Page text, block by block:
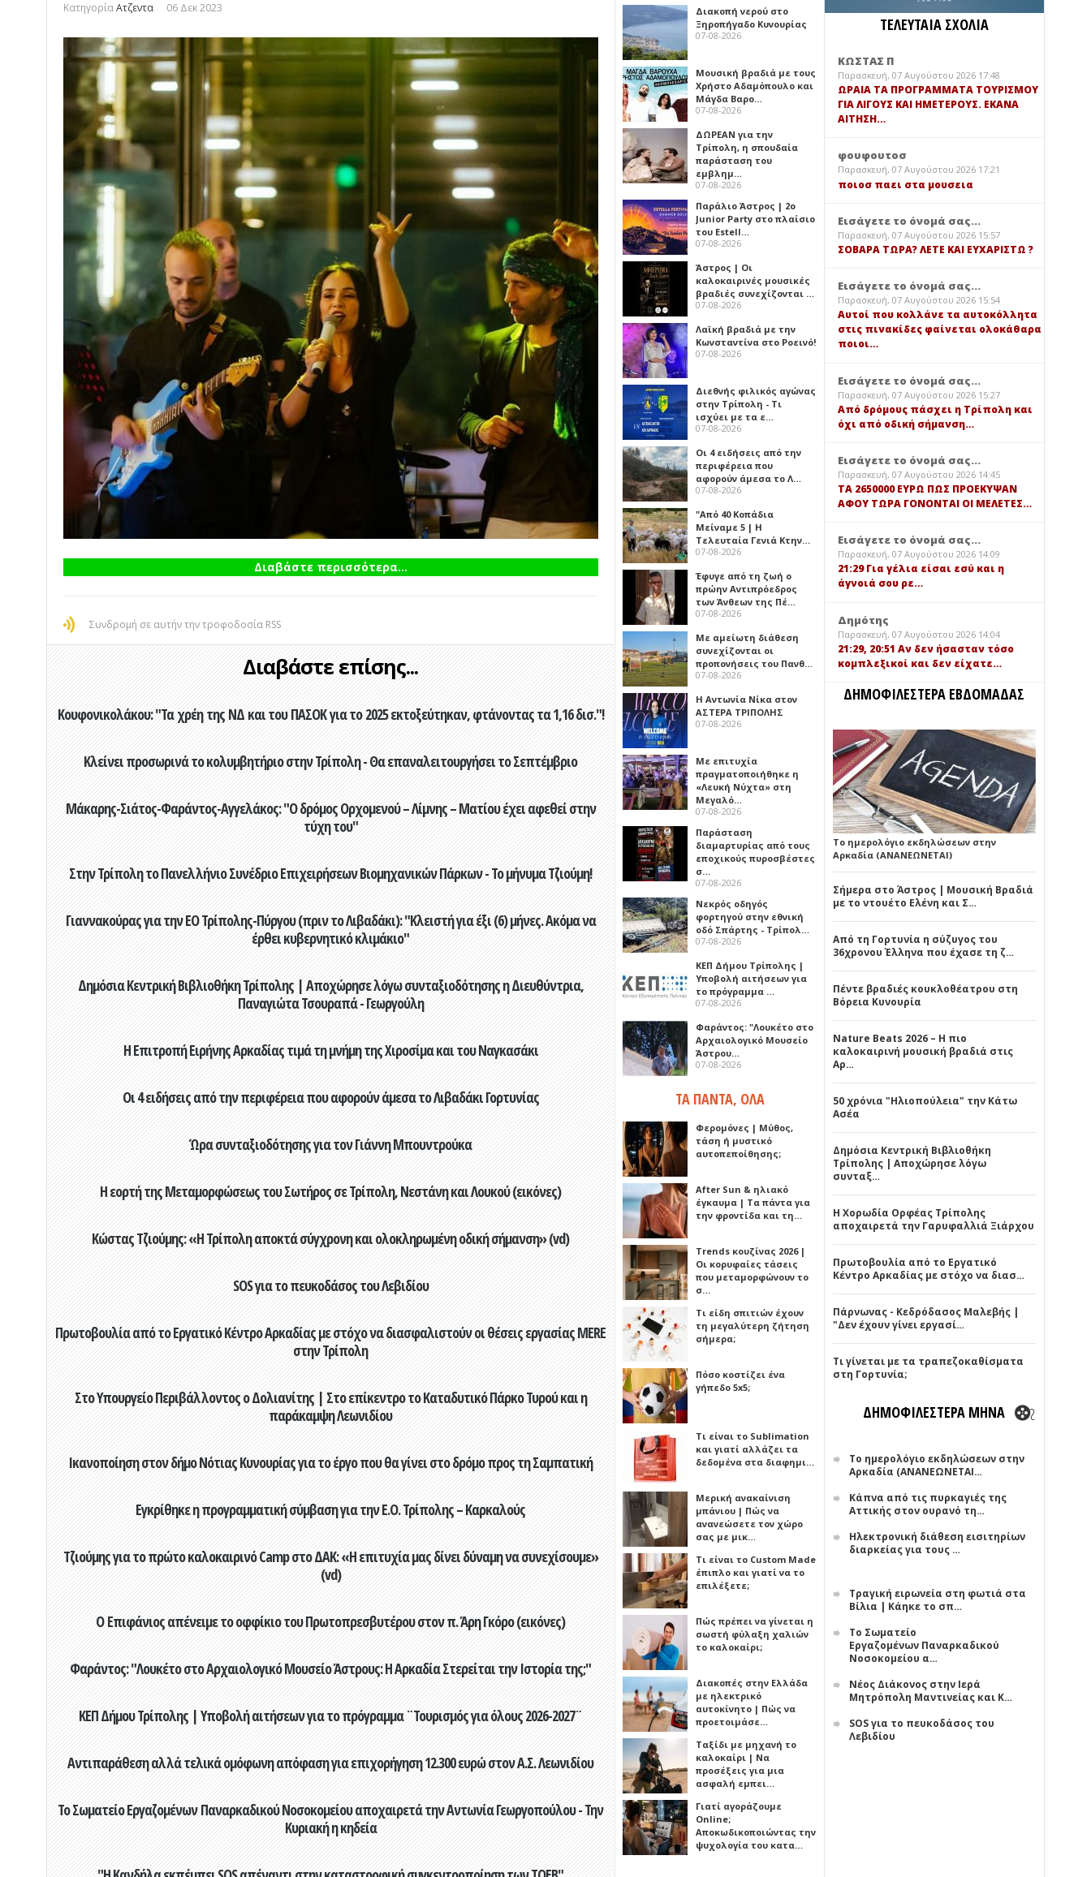
ΚατηγορίαΑτζεντα 06 Δεκ 2023
Διαβάστε περισσότερα...
Συνδρομή σε αυτήν την τροφοδοσία RSS
Διαβάστε επίσης...
Κουφονικολάκου: "Τα χρέη της ΝΔ και του ΠΑΣΟΚ για το 2025 εκτοξεύτηκαν, φτάνοντας τα 1,16 δισ."!
Κλείνει προσωρινά το κολυμβητήριο στην Τρίπολη - Θα επαναλειτουργήσει το Σεπτέμβριο
Μάκαρης-Σιάτος-Φαράντος-Αγγελάκος: "Ο δρόμος Ορχομενού – Λίμνης – Ματίου έχει αφεθεί στην
τύχη του"
Στην Τρίπολη το Πανελλήνιο Συνέδριο Επιχειρήσεων Βιομηχανικών Πάρκων - Το μήνυμα Τζιούμη!
Γιαννακούρας για την EO Τρίπολης-Πύργου (πριν το Λιβαδάκι): "Κλειστή για έξι (6) μήνες. Ακόμα να
έρθει κυβερνητικό κλιμάκιο"
Δημόσια Κεντρική Βιβλιοθήκη Τρίπολης | Αποχώρησε λόγω συνταξιοδότησης η Διευθύντρια,
Παναγιώτα Τσουραπά - Γεωργούλη
Η Επιτροπή Ειρήνης Αρκαδίας τιμά τη μνήμη της Χιροσίμα και του Ναγκασάκι
Οι 4 ειδήσεις από την περιφέρεια που αφορούν άμεσα το Λιβαδάκι Γορτυνίας
Ώρα συνταξιοδότησης για τον Γιάννη Μπουντρούκα
Η εορτή της Μεταμορφώσεως του Σωτήρος σε Τρίπολη, Νεστάνη και Λουκού (εικόνες)
Κώστας Τζιούμης: «Η Τρίπολη αποκτά σύγχρονη και ολοκληρωμένη οδική σήμανση» (vd)
SOS για το πευκοδάσος του Λεβιδίου
Πρωτοβουλία από το Εργατικό Κέντρο Αρκαδίας με στόχο να διασφαλιστούν οι θέσεις εργασίας MERE
στην Τρίπολη
Στο Υπουργείο Περιβάλλοντος ο Δολιανίτης | Στο επίκεντρο το Καταδυτικό Πάρκο Τυρού και η
παράκαμψη Λεωνιδίου
Ικανοποίηση στον δήμο Νότιας Κυνουρίας για το έργο που θα γίνει στο δρόμο προς τη Σαμπατική
Εγκρίθηκε η προγραμματική σύμβαση για την Ε.Ο. Τρίπολης – Καρκαλούς
Τζιούμης για το πρώτο καλοκαιρινό Camp στο ΔΑΚ: «Η επιτυχία μας δίνει δύναμη να συνεχίσουμε»
(vd)
Ο Επιφάνιος απένειμε το οφφίκιο του Πρωτοπρεσβυτέρου στον π. Άρη Γκόρο (εικόνες)
Φαράντος: "Λουκέτο στο Αρχαιολογικό Μουσείο Άστρους: Η Αρκαδία Στερείται την Ιστορία της;"
ΚΕΠ Δήμου Τρίπολης | Υποβολή αιτήσεων για το πρόγραμμα ¨Τουρισμός για όλους 2026-2027¨
Αντιπαράθεση αλλά τελικά ομόφωνη απόφαση για επιχορήγηση 12.300 ευρώ στον Α.Σ. Λεωνιδίου
Το Σωματείο Εργαζομένων Παναρκαδικού Νοσοκομείου αποχαιρετά την Αντωνία Γεωργοπούλου - Την
Κυριακή η κηδεία
Διακοπή νερού στο
Ξηροπήγαδο Κυνουρίας
07-08-2026
Μουσική βραδιά με τους
Χρήστο Αδαμόπουλο και
Μάγδα Βαρο…
07-08-2026
ΔΩΡΕΑΝ για την
Τρίπολη, η σπουδαία
παράσταση του
εμβλημ…
07-08-2026
Παράλιο Άστρος | 2ο
Junior Party στο πλαίσιο
του Estell…
07-08-2026
Άστρος | Οι
καλοκαιρινές μουσικές
βραδιές συνεχίζονται …
07-08-2026
Λαϊκή βραδιά με την
Κωνσταντίνα στο Ροεινό!
07-08-2026
Διεθνής φιλικός αγώνας
στην Τρίπολη - Τι
ισχύει με τα ε…
07-08-2026
Οι 4 ειδήσεις από την
περιφέρεια που
αφορούν άμεσα το Λ…
07-08-2026
"Από 40 Κοπάδια
Μείναμε 5 | Η
Τελευταία Γενιά Κτην…
07-08-2026
Έφυγε από τη ζωή ο
πρώην Αντιπρόεδρος
των Άνθεων της Πέ…
07-08-2026
Με αμείωτη διάθεση
συνεχίζονται οι
προπονήσεις του Πανθ…
07-08-2026
Η Αντωνία Νίκα στον
ΑΣΤΕΡΑ ΤΡΙΠΟΛΗΣ
07-08-2026
Με επιτυχία
πραγματοποιήθηκε η
«Λευκή Νύχτα» στη
Μεγαλό…
07-08-2026
Παράσταση
διαμαρτυρίας από τους
εποχικούς πυροσβέστες
σ…
07-08-2026
Νεκρός οδηγός
φορτηγού στην εθνική
οδό Σπάρτης - Τρίπολ…
07-08-2026
ΚΕΠ Δήμου Τρίπολης |
Υποβολή αιτήσεων για
το πρόγραμμα …
07-08-2026
Φαράντος: "Λουκέτο στο
Αρχαιολογικό Μουσείο
Άστρου…
07-08-2026
ΤΑ ΠΑΝΤΑ, ΟΛΑ
Φερομόνες | Μύθος,
τάση ή μυστικό
αυτοπεποίθησης;
After Sun & ηλιακό
έγκαυμα | Τα πάντα για
την φροντίδα και τη…
Trends κουζίνας 2026 |
Οι κορυφαίες τάσεις
που μεταμορφώνουν το
σ…
Τι είδη σπιτιών έχουν
τη μεγαλύτερη ζήτηση
σήμερα;
Πόσο κοστίζει ένα
γήπεδο 5x5;
Τι είναι το Sublimation
και γιατί αλλάζει τα
δεδομένα στα διαφημι…
Μερική ανακαίνιση
μπάνιου | Πώς να
ανανεώσετε τον χώρο
σας με μικ…
Τι είναι το Custom Made
έπιπλο και γιατί να το
επιλέξετε;
Πώς πρέπει να γίνεται η
σωστή φύλαξη χαλιών
το καλοκαίρι;
Διακοπές στην Ελλάδα
με ηλεκτρικό
αυτοκίνητο | Πώς να
προετοιμάσε…
Ταξίδι με μηχανή το
καλοκαίρι | Να
προσέξεις για μια
ασφαλή εμπει…
Γιατί αγοράζουμε
Online;
Αποκωδικοποιώντας την
ψυχολογία του κατα…
ΤΕΛΕΥΤΑΙΑ ΣΧΟΛΙΑ
ΚΩΣΤΑΣ Π
Παρασκευή, 07 Αυγούστου 2026 17:48
ΩΡΑΙΑ ΤΑ ΠΡΟΓΡΑΜΜΑΤΑ ΤΟΥΡΙΣΜΟΥ
ΓΙΑ ΛΙΓΟΥΣ ΚΑΙ ΗΜΕΤΕΡΟΥΣ. ΕΚΑΝΑ
ΑΙΤΗΣΗ…
φουφουτοσ
Παρασκευή, 07 Αυγούστου 2026 17:21
ποιοσ παει στα μουσεια
Εισάγετε το όνομά σας...
Παρασκευή, 07 Αυγούστου 2026 15:57
ΣΟΒΑΡΑ ΤΩΡΑ? ΛΕΤΕ ΚΑΙ ΕΥΧΑΡΙΣΤΩ ?
Εισάγετε το όνομά σας...
Παρασκευή, 07 Αυγούστου 2026 15:54
Αυτοί που κολλάνε τα αυτοκόλλητα
στις πινακίδες φαίνεται ολοκάθαρα
ποιοι…
Εισάγετε το όνομά σας...
Παρασκευή, 07 Αυγούστου 2026 15:27
Από δρόμους πάσχει η Τρίπολη και
όχι από οδική σήμανση…
Εισάγετε το όνομά σας...
Παρασκευή, 07 Αυγούστου 2026 14:45
TA 2650000 ΕΥΡΩ ΠΩΣ ΠΡΟΕΚΥΨΑΝ
ΑΦΟΥ ΤΩΡΑ ΓΟΝΟΝΤΑΙ ΟΙ ΜΕΛΕΤΕΣ…
Εισάγετε το όνομά σας...
Παρασκευή, 07 Αυγούστου 2026 14:09
21:29 Για γέλια είσαι εσύ και η
άγνοιά σου ρε…
Δημότης
Παρασκευή, 07 Αυγούστου 2026 14:04
21:29, 20:51 Αν δεν ήσασταν τόσο
κομπλεξικοί και δεν είχατε…
ΔΗΜΟΦΙΛΕΣΤΕΡΑ ΕΒΔΟΜΑΔΑΣ
Το ημερολόγιο εκδηλώσεων στην
Αρκαδία (ΑΝΑΝΕΩΝΕΤΑΙ)
Σήμερα στο Άστρος | Μουσική Βραδιά
με το ντουέτο Ελένη και Σ…
Από τη Γορτυνία η σύζυγος του
36χρονου Έλληνα που έχασε τη ζ…
Πέντε βραδιές κουκλοθέατρου στη
Βόρεια Κυνουρία
Nature Beats 2026 – Η πιο
καλοκαιρινή μουσική βραδιά στις
Αρ…
50 χρόνια "Ηλιοπούλεια" την Κάτω
Ασέα
Δημόσια Κεντρική Βιβλιοθήκη
Τρίπολης | Αποχώρησε λόγω
συνταξ…
Η Χορωδία Ορφέας Τρίπολης
αποχαιρετά την Γαρυφαλλιά Ξιάρχου
Πρωτοβουλία από το Εργατικό
Κέντρο Αρκαδίας με στόχο να διασ…
Πάρνωνας - Κεδρόδασος Μαλεβής |
"Δεν έχουν γίνει εργασί…
Τι γίνεται με τα τραπεζοκαθίσματα
στη Γορτυνία;
ΔΗΜΟΦΙΛΕΣΤΕΡΑ ΜΗΝΑ
Το ημερολόγιο εκδηλώσεων στην
Αρκαδία (ΑΝΑΝΕΩΝΕΤΑΙ…
Κάπνα από τις πυρκαγιές της
Αττικής στον ουρανό τη…
Ηλεκτρονική διάθεση εισιτηρίων
διαρκείας για τους …
Τραγική ειρωνεία στη φωτιά στα
Βίλια | Κάηκε το σπ…
Το Σωματείο
Εργαζομένων Παναρκαδικού
Νοσοκομείου α…
Νέος Διάκονος στην Ιερά
Μητρόπολη Μαντινείας και Κ…
SOS για το πευκοδάσος του
Λεβιδίου